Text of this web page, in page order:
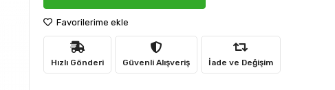
Favorilerime ekle
Hızlı Gönderi Güvenli Alışveriş İade ve Değişim